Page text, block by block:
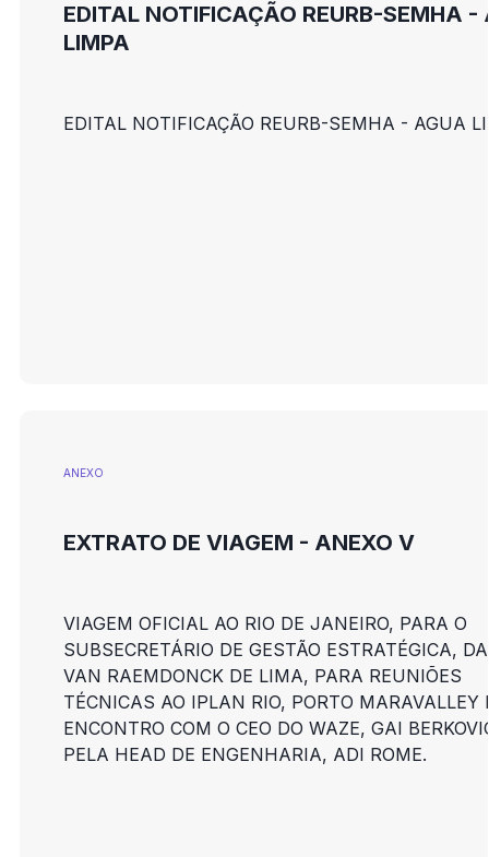
EDITAL NOTIFICAÇÃO REURB-SEMHA -
LIMPA
EDITAL NOTIFICAÇÃO REURB-SEMHA - AGUA
ANEXO
EXTRATO DE VIAGEM - ANEXO V
VIAGEM OFICIAL AO RIO DE JANEIRO, PARA O
SUBSECRETÁRIO DE GESTÃO ESTRATÉGICA,
VAN RAEMDONCK DE LIMA, PARA REUNIÕES
TÉCNICAS AO IPLAN RIO, PORTO MARAVALLEY
ENCONTRO COM O CEO DO WAZE, GAI
PELA HEAD DE ENGENHARIA, ADI ROME.